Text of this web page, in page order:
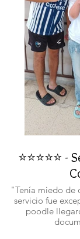
⭐⭐⭐⭐⭐
"Tenía miedo de
servicio fue
poodle